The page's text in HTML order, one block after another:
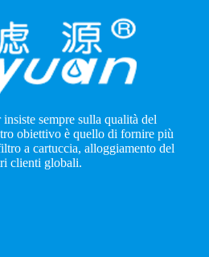
sempre sulla qualità del
obiettivo è quello di fornire più
a cartuccia, alloggiamento del
clienti globali.